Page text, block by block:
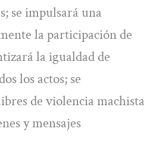
se impulsará una
la participación de
la igualdad de
los actos; se
de violencia machista
y mensajes